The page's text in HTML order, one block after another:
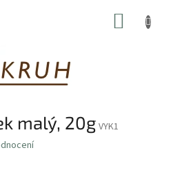
malý, 20g VYK1